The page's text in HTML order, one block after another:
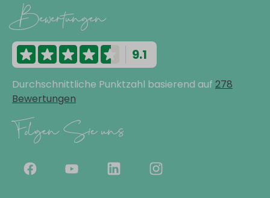
Bewertungen
9.1
Durchschnittliche Punktzahl basierend auf 278
Bewertungen
Folgen Sie uns